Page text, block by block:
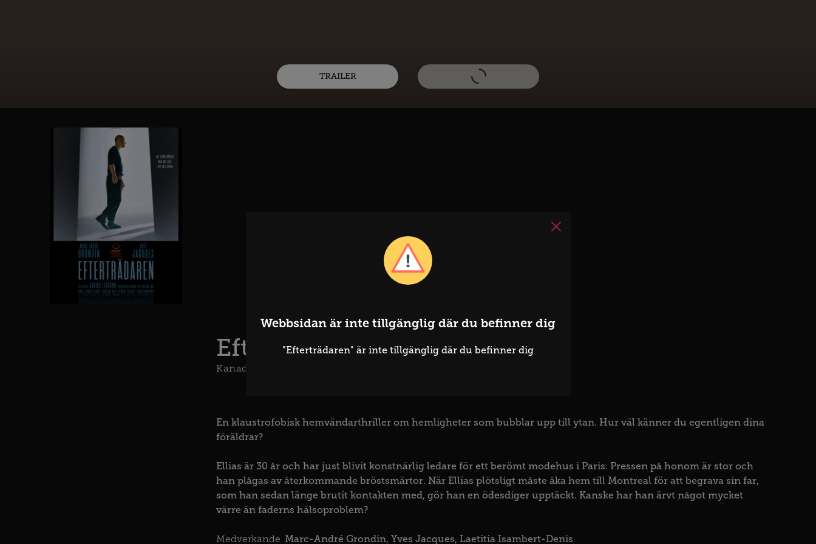
Webbsidan är inte tillgänglig där du befinner dig
"Efterträdaren" är inte tillgänglig där du befinner dig
TRAILER
Efterträdaren
Kanada
En klaustrofobisk hemvändarthriller om hemligheter som bubblar upp till ytan. Hur väl känner du egentligen dina
föräldrar?
Ellias är 30 år och har just blivit konstnärlig ledare för ett berömt modehus i Paris. Pressen på honom är stor och
han plågas av återkommande bröstsmärtor. När Ellias plötsligt måste åka hem till Montreal för att begrava sin far,
som han sedan länge brutit kontakten med, gör han en ödesdiger upptäckt. Kanske har han ärvt något mycket
värre än faderns hälsoproblem?
Medverkande Marc-André Grondin Yves Jacques Laetitia Isambert-Denis